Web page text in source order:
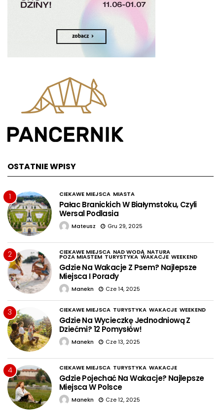
OSTATNIE WPISY
1 CIEKAWE MIEJSCA MIASTA
Pałac Branickich W Białymstoku, Czyli
Wersal Podlasia
Mateusz Gru 29, 2025
2 CIEKAWE MIEJSCA NAD WODĄ NATURA
POZA MIASTEM TURYSTYKA WAKACJE WEEKEND
Gdzie Na Wakacje Z Psem? Najlepsze
Miejsca I Porady
Manekn Cze 14, 2025
3 CIEKAWE MIEJSCA TURYSTYKA WAKACJE WEEKEND
Gdzie Na Wycieczkę Jednodniową Z
Dziećmi? 12 Pomysłów!
Manekn Cze 13, 2025
4 CIEKAWE MIEJSCA TURYSTYKA WAKACJE
Gdzie Pojechać Na Wakacje? Najlepsze
Miejsca W Polsce
Manekn Cze 12, 2025